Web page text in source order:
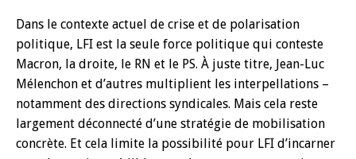
Dans le contexte actuel de crise et de polarisation
politique, LFI est la seule force politique qui conteste
Macron, la droite, le RN et le PS. À juste titre, Jean-Luc
Mélenchon et d’autres multiplient les interpellations –
notamment des directions syndicales. Mais cela reste
largement déconnecté d’une stratégie de mobilisation
concrète. Et cela limite la possibilité pour LFI d’incarner